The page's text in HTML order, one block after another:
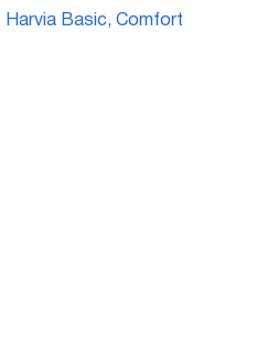
Harvia Basic, Comfort